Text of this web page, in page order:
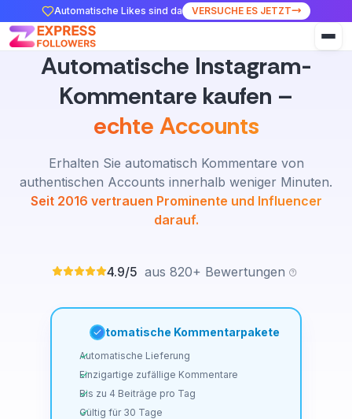
Automatische Likes sind da VERSUCHE ES JETZT
Automatische Instagram-
Kommentare kaufen –
echte Accounts
Erhalten Sie automatisch Kommentare von
authentischen Accounts innerhalb weniger Minuten.
Seit 2016 vertrauen Prominente und Influencer
darauf.
4.9/5 aus 820+ Bewertungen
Automatische Kommentarpakete
Automatische Lieferung
Einzigartige zufällige Kommentare
Bis zu 4 Beiträge pro Tag
Gültig für 30 Tage